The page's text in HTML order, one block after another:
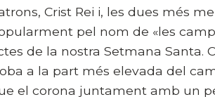
Crist Rei i, les dues més
pel nom de «les
de la nostra Setmana Santa.
a la part més elevada del
el corona juntament amb un